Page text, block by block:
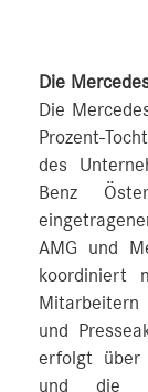
Die
Die
Prozent-
des
Benz
AMG und
koordiniert
und
erfolgt über
und die